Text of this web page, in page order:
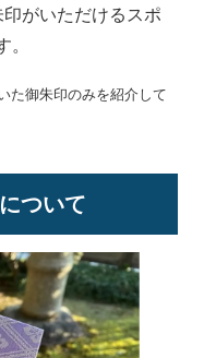
がいただけるスポ
た御朱印のみを紹介して
ついて